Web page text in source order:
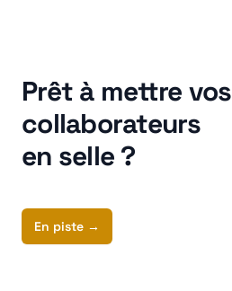
Prêt à mettre vos
collaborateurs
en selle ?
En piste →